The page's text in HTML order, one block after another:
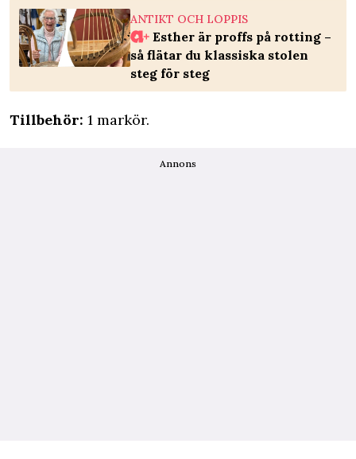
ANTIKT OCH LOPPIS
Esther är proffs på rotting –
så flätar du klassiska stolen
steg för steg
Tillbehör: 1 markör.
Annons